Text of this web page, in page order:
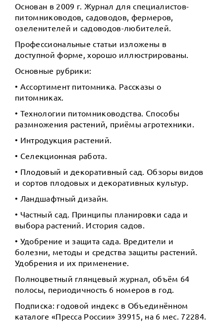
Основан в 2009 г. Журнал для специалистов-
питомниководов, садоводов, фермеров,
озеленителей и садоводов-любителей.
Профессиональные статьи изложены в
доступной форме, хорошо иллюстрированы.
Основные рубрики:
• Ассортимент питомника. Рассказы о
питомниках.
• Технологии питомниководства. Способы
размножения растений, приёмы агротехники.
• Интродукция растений.
• Селекционная работа.
• Плодовый и декоративный сад. Обзоры видов
и сортов плодовых и декоративных культур.
• Ландшафтный дизайн.
• Частный сад. Принципы планировки сада и
выбора растений. История садов.
• Удобрение и защита сада. Вредители и
болезни, методы и средства защиты растений.
Удобрения и их применение.
Полноцветный глянцевый журнал, объём 64
полосы, периодичность 6 номеров в год.
Подписка: годовой индекс в Объединённом
каталоге «Пресса России» 39915, на 6 мес. 72284.